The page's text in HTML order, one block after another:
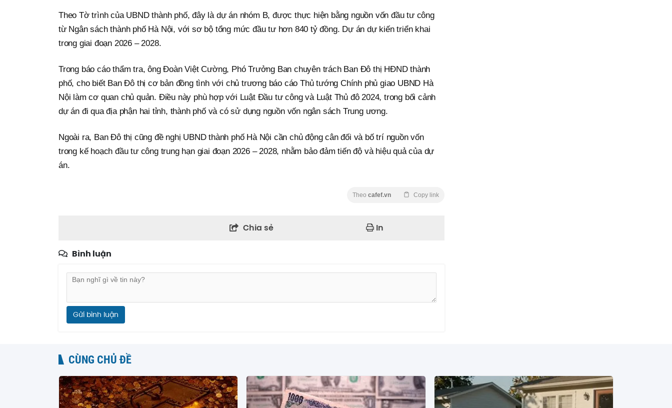
Theo Tờ trình của UBND thành phố, đây là dự án nhóm B, được thực hiện bằng nguồn vốn đầu tư công
từ Ngân sách thành phố Hà Nội, với sơ bộ tổng mức đầu tư hơn 840 tỷ đồng. Dự án dự kiến triển khai
trong giai đoạn 2026 – 2028.
Trong báo cáo thẩm tra, ông Đoàn Việt Cường, Phó Trưởng Ban chuyên trách Ban Đô thị HĐND thành
phố, cho biết Ban Đô thị cơ bản đồng tình với chủ trương báo cáo Thủ tướng Chính phủ giao UBND Hà
Nội làm cơ quan chủ quản. Điều này phù hợp với Luật Đầu tư công và Luật Thủ đô 2024, trong bối cảnh
dự án đi qua địa phận hai tỉnh, thành phố và có sử dụng nguồn vốn ngân sách Trung ương.
Ngoài ra, Ban Đô thị cũng đề nghị UBND thành phố Hà Nội cần chủ động cân đối và bố trí nguồn vốn
trong kế hoạch đầu tư công trung hạn giai đoạn 2026 – 2028, nhằm bảo đảm tiến độ và hiệu quả của dự
án.
Theo cafef.vn Copy link
Chia sẻ In
Bình luận
Gửi bình luận
CÙNG CHỦ ĐỀ